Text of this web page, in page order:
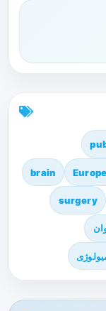
brain
surgery